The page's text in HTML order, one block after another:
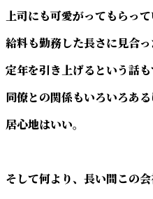
上司にも可愛がってもらっ
給料も勤務した長さに見合
定年を引き上げるという話
同僚との関係もいろいろあ
居心地はいい。
そして何より、長い間この